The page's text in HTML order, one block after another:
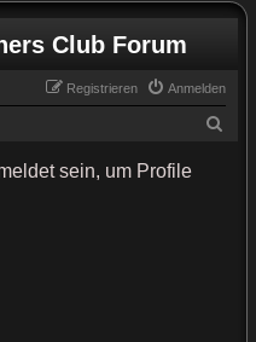
Club Forum
Anmelden
Registrieren
sein, um Profile